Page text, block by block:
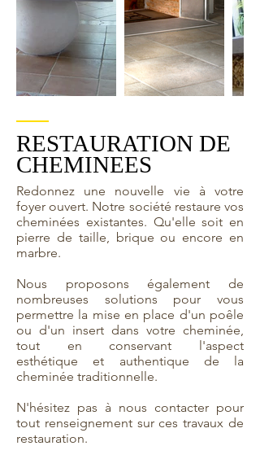
RESTAURATION DE
CHEMINEES
Redonnez une nouvelle vie à votre
foyer ouvert. Notre société restaure vos
cheminées existantes. Qu'elle soit en
pierre de taille, brique ou encore en
marbre.
Nous proposons également de
nombreuses solutions pour vous
permettre la mise en place d'un poêle
ou d'un insert dans votre cheminée,
tout en conservant l'aspect
esthétique et authentique de la
cheminée traditionnelle.
N'hésitez pas à nous contacter pour
tout renseignement sur ces travaux de
restauration.